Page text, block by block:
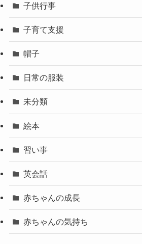
子供行事
子育て支援
帽子
日常の服装
未分類
絵本
習い事
英会話
赤ちゃんの成長
赤ちゃんの気持ち